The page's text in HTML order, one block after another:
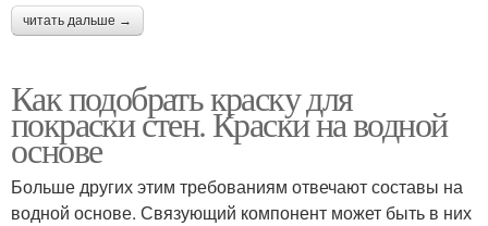
читать дальше →
Как подобрать краску для
покраски стен. Краски на водной
основе
Больше других этим требованиям отвечают составы на
водной основе. Связующий компонент может быть в них